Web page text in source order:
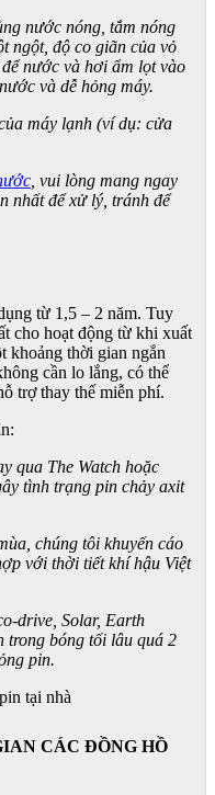
nước nóng, tắm nóng
ngột, độ co giãn của vỏ
nước và hơi ẩm lọt vào
và dễ hỏng máy.
máy lạnh (ví dụ: cửa
, vui lòng mang ngay
nhất để xử lý, tránh để
từ 1,5 – 2 năm. Tuy
cho hoạt động từ khi xuất
khoảng thời gian ngắn
cần lo lắng, có thể
trợ thay thế miễn phí.
qua The Watch hoặc
tình trạng pin chảy axit
chúng tôi khuyến cáo
với thời tiết khí hậu Việt
drive, Solar, Earth
trong bóng tối lâu quá 2
pin.
CÁC ĐỒNG HỒ